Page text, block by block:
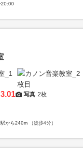
20:00
3.01 写真 2枚
から240m （徒歩4分）